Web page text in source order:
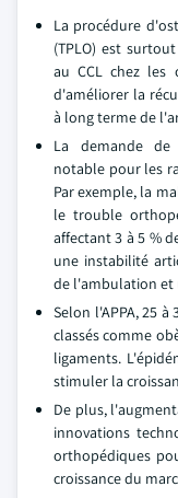
La procédure
(TPLO) est
au CCL chez les
d'améliorer la
à long terme de
La demande de
notable pour les
Par exemple, la
le trouble
affectant 3 à 5 %
une instabilité
de l'ambulation et
Selon l'APPA, 25
classés comme
ligaments.
stimuler la
De plus,
innovations
orthopédiques
croissance du